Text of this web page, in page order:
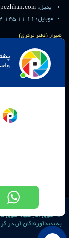
ایمیل:
موبایل: 11 11 145 912 98+
شیراز (دفتر مرکزی) :
تهران :
منطقه 22، ضلع شمالی دریاچه خلیج فارس(چیتگر)، برج های آرتمیس، برج T2 غربی، واحد 1904
فرودگاه امام خمینی (ره) :
شهرک فرودگاهی امام
ما را در شبکه های
© حقوق آثار کلیه حقوق
به پدیدآورندگان آن در